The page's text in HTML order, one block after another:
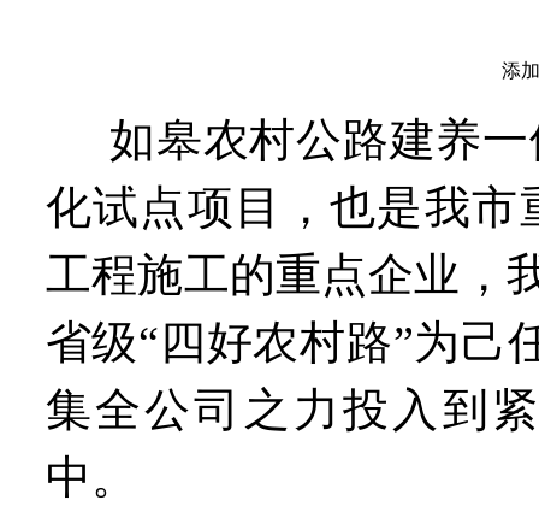
添
如皋农村公路建养一
化试点项目，也是我
工程施工的重点企业，
省级“四好农村路”为己
集全公司之力投入到
中。